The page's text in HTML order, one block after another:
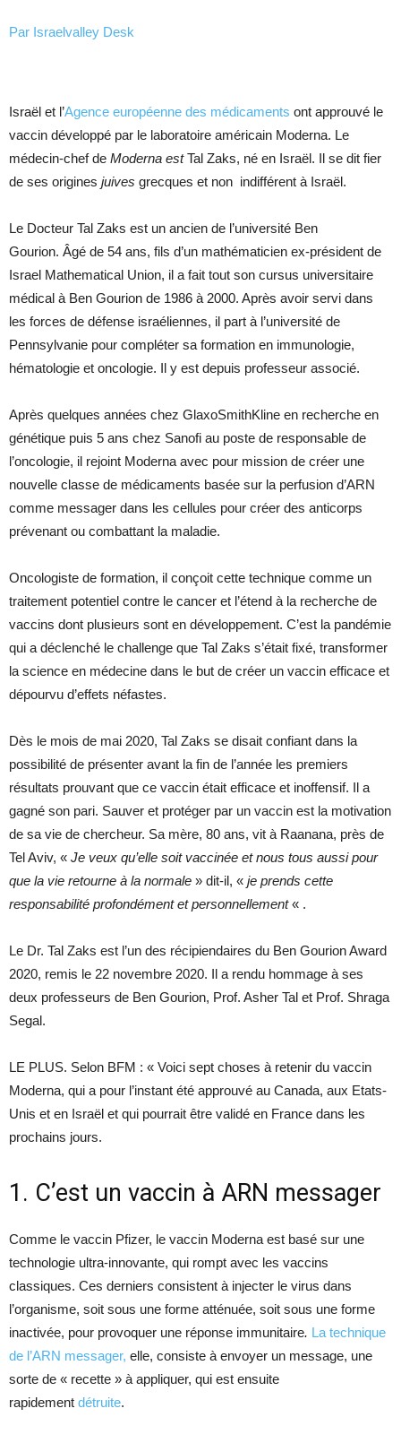
Par Israelvalley Desk
Israël et l’Agence européenne des médicaments ont approuvé le
vaccin développé par le laboratoire américain Moderna. Le
médecin-chef de Moderna estTal Zaks, né en Israël. Il se dit fier
de ses origines juives grecques et non indifférent à Israël.
Le Docteur Tal Zaks est un ancien de l’université Ben
Gourion. Âgé de 54 ans, fils d’un mathématicien ex-président de
Israel Mathematical Union, il a fait tout son cursus universitaire
médical à Ben Gourion de 1986 à 2000. Après avoir servi dans
les forces de défense israéliennes, il part à l’université de
Pennsylvanie pour compléter sa formation en immunologie,
hématologie et oncologie. Il y est depuis professeur associé.
Après quelques années chez GlaxoSmithKline en recherche en
génétique puis 5 ans chez Sanofi au poste de responsable de
l’oncologie, il rejoint Moderna avec pour mission de créer une
nouvelle classe de médicaments basée sur la perfusion d’ARN
comme messager dans les cellules pour créer des anticorps
prévenant ou combattant la maladie.
Oncologiste de formation, il conçoit cette technique comme un
traitement potentiel contre le cancer et l’étend à la recherche de
vaccins dont plusieurs sont en développement. C’est la pandémie
qui a déclenché le challenge que Tal Zaks s’était fixé, transformer
la science en médecine dans le but de créer un vaccin efficace et
dépourvu d’effets néfastes.
Dès le mois de mai 2020, Tal Zaks se disait confiant dans la
possibilité de présenter avant la fin de l’année les premiers
résultats prouvant que ce vaccin était efficace et inoffensif. Il a
gagné son pari. Sauver et protéger par un vaccin est la motivation
de sa vie de chercheur. Sa mère, 80 ans, vit à Raanana, près de
Tel Aviv, « Je veux qu’elle soit vaccinée et nous tous aussi pour
que la vie retourne à la normale » dit-il, « je prends cette
responsabilité profondément et personnellement« .
Le Dr. Tal Zaks est l’un des récipiendaires du Ben Gourion Award
2020, remis le 22 novembre 2020. Il a rendu hommage à ses
deux professeurs de Ben Gourion, Prof. Asher Tal et Prof. Shraga
Segal.
LE PLUS. Selon BFM : « Voici sept choses à retenir du vaccin
Moderna, qui a pour l’instant été approuvé au Canada, aux Etats-
Unis et en Israël et qui pourrait être validé en France dans les
prochains jours.
1. C’est un vaccin à ARN messager
Comme le vaccin Pfizer, le vaccin Moderna est basé sur une
technologie ultra-innovante, qui rompt avec les vaccins
classiques. Ces derniers consistent à injecter le virus dans
l’organisme, soit sous une forme atténuée, soit sous une forme
inactivée, pour provoquer une réponse immunitaire. La technique
de l’ARN messager, elle, consiste à envoyer un message, une
sorte de « recette » à appliquer, qui est ensuite
rapidement détruite.